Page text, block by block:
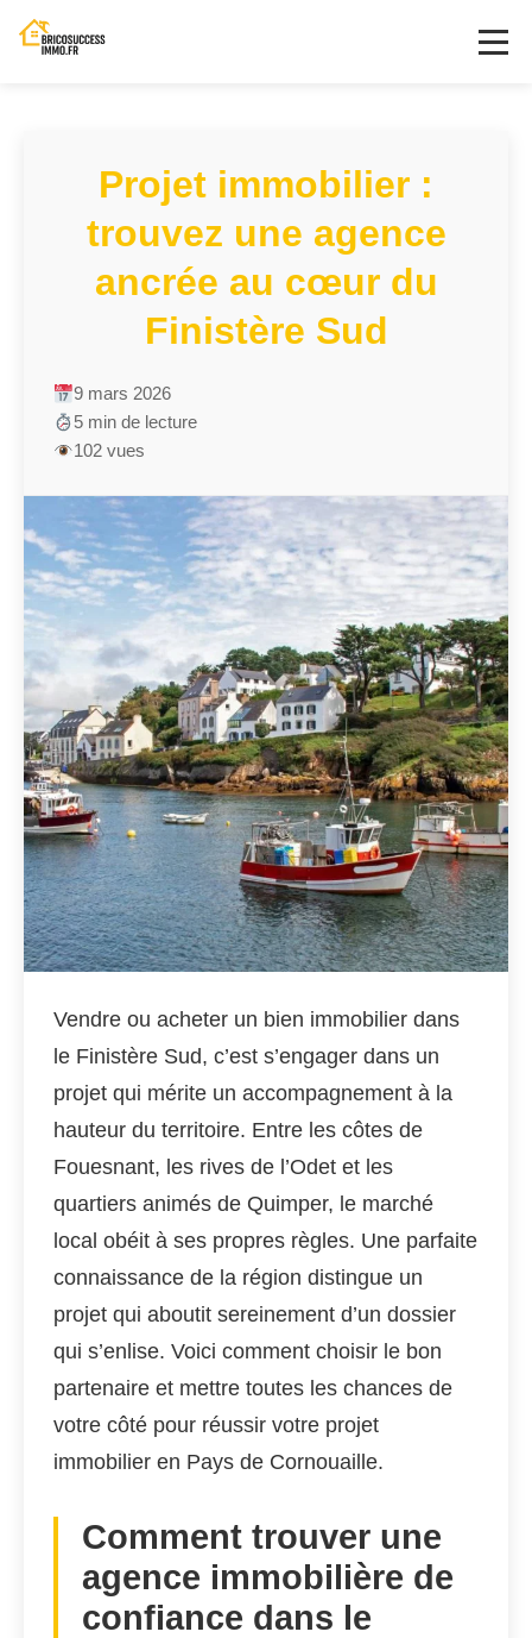
Projet immobilier :
trouvez une agence
ancrée au cœur du
Finistère Sud
9 mars 2026
5 min de lecture
102 vues
Vendre ou acheter un bien immobilier dans
le Finistère Sud, c’est s’engager dans un
projet qui mérite un accompagnement à la
hauteur du territoire. Entre les côtes de
Fouesnant, les rives de l’Odet et les
quartiers animés de Quimper, le marché
local obéit à ses propres règles. Une parfaite
connaissance de la région distingue un
projet qui aboutit sereinement d’un dossier
qui s’enlise. Voici comment choisir le bon
partenaire et mettre toutes les chances de
votre côté pour réussir votre projet
immobilier en Pays de Cornouaille.
Comment trouver une
agence immobilière de
confiance dans le